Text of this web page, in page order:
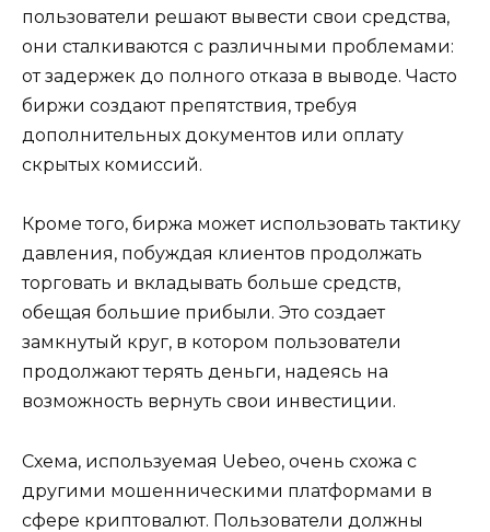
пользователи решают вывести свои средства,
они сталкиваются с различными проблемами:
от задержек до полного отказа в выводе. Часто
биржи создают препятствия, требуя
дополнительных документов или оплату
скрытых комиссий.
Кроме того, биржа может использовать тактику
давления, побуждая клиентов продолжать
торговать и вкладывать больше средств,
обещая большие прибыли. Это создает
замкнутый круг, в котором пользователи
продолжают терять деньги, надеясь на
возможность вернуть свои инвестиции.
Схема, используемая Uebeo, очень схожа с
другими мошенническими платформами в
сфере криптовалют. Пользователи должны